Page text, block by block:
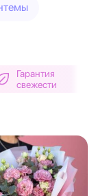
Гарантия
свежести